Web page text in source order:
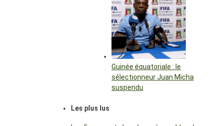
Guinée équatoriale : le
sélectionneur Juan Micha
suspendu
Les plus lus